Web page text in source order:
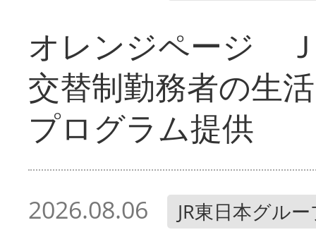
オレンジページ
交替制勤務者の生
プログラム提供
2026.08.06 JR東日本グル